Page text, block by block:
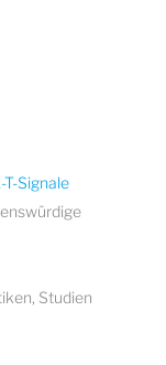
T-Signale
Studien